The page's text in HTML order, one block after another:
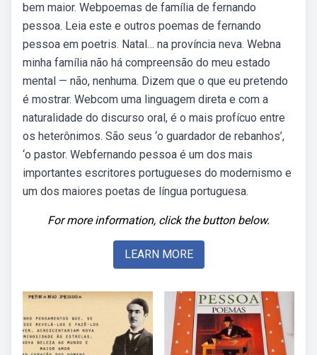
bem maior. Webpoemas de família de fernando
pessoa. Leia este e outros poemas de fernando
pessoa em poetris. Natal… na província neva. Webna
minha família não há compreensão do meu estado
mental — não, nenhuma. Dizem que o que eu pretendo
é mostrar. Webcom uma linguagem direta e com a
naturalidade do discurso oral, é o mais profícuo entre
os heterônimos. São seus ‘o guardador de rebanhos’,
‘o pastor. Webfernando pessoa é um dos mais
importantes escritores portugueses do modernismo e
um dos maiores poetas de língua portuguesa.
For more information, click the button below.
LEARN MORE